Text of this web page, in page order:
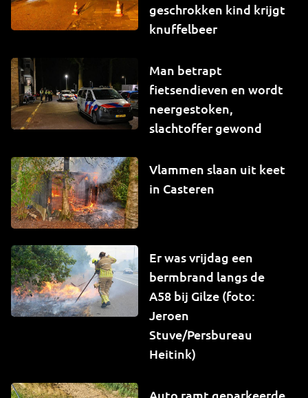
geschrokken kind krijgt
knuffelbeer
Man betrapt
fietsendieven en wordt
neergestoken,
slachtoffer gewond
Vlammen slaan uit keet
in Casteren
Er was vrijdag een
bermbrand langs de
A58 bij Gilze (foto:
Jeroen
Stuve/Persbureau
Heitink)